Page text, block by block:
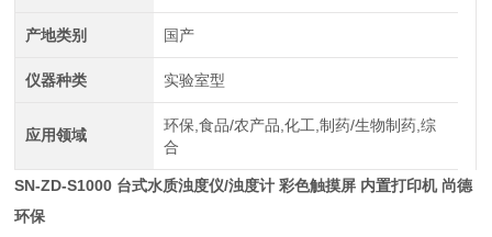
产地类别 国产
仪器种类 实验室型
应用领域
环保,食品/农产品,化工,制药/生物制药,综
合
SN-ZD-S1000 台式水质浊度仪/浊度计 彩色触摸屏 内置打印机 尚德
环保